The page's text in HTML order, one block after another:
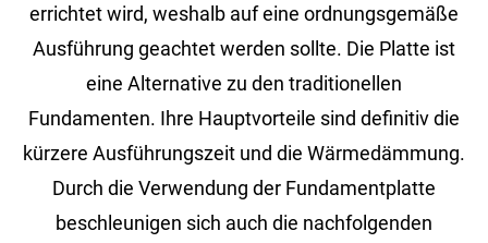
errichtet wird, weshalb auf eine ordnungsgemäße
Ausführung geachtet werden sollte. Die Platte ist
eine Alternative zu den traditionellen
Fundamenten. Ihre Hauptvorteile sind definitiv die
kürzere Ausführungszeit und die Wärmedämmung.
Durch die Verwendung der Fundamentplatte
beschleunigen sich auch die nachfolgenden